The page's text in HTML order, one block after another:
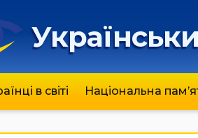
в світі Національна